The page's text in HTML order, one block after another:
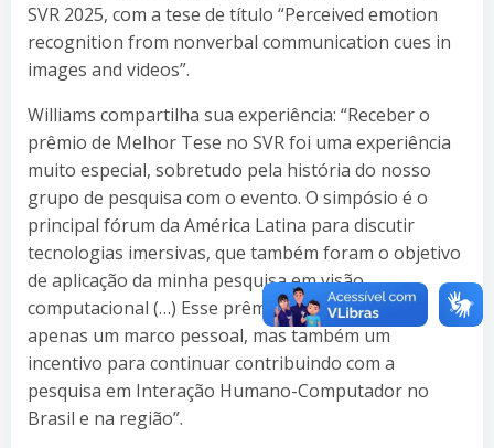
SVR 2025, com a tese de título “Perceived emotion
recognition from nonverbal communication cues in
images and videos”.
Williams compartilha sua experiência: “Receber o
prêmio de Melhor Tese no SVR foi uma experiência
muito especial, sobretudo pela história do nosso
grupo de pesquisa com o evento. O simpósio é o
principal fórum da América Latina para discutir
tecnologias imersivas, que também foram o objetivo
de aplicação da minha pesquisa em visão
computacional (…) Esse prêmio representa não
apenas um marco pessoal, mas também um
incentivo para continuar contribuindo com a
pesquisa em Interação Humano-Computador no
Brasil e na região”.